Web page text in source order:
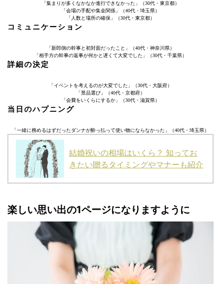
「集まりが多くなかなか進行できなかった」（30代・東京都）
「会場の手配や集金関係」（40代・埼玉県）
「人数と場所の確保」（30代・東京都）
コミュニケーション
「新郎側の幹事と初対面だったこと」（40代・神奈川県）
「相手方の幹事の返事が何かと遅くて大変でした」（30代・千葉県）
詳細の決定
「イベントを考えるのが大変でした」（30代・大阪府）
「景品選び」（40代・京都府）
「会費をいくらにするか」（30代・滋賀県）
当日のハプニング
「一緒に務めるはずだったダンナが酔っ払って使い物にならなかった」（40代・埼玉県）
結婚祝いの相場はいくら？ 知ってお
きたい贈るタイミングやマナーも紹介
楽しい思い出の1ページになりますように